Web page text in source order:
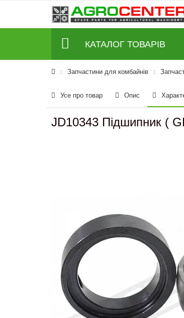
КАТАЛОГ ТОВАРІВ
Запчастини для комбайнів
Усе про товар Опис
JD10343 Підшипник (